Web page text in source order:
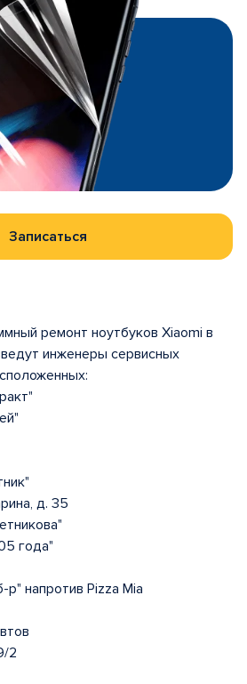
Записаться
ремонт ноутбуков Xiaomi в
инженеры сервисных
д. 35
года"
напротив Pizza Mia
2